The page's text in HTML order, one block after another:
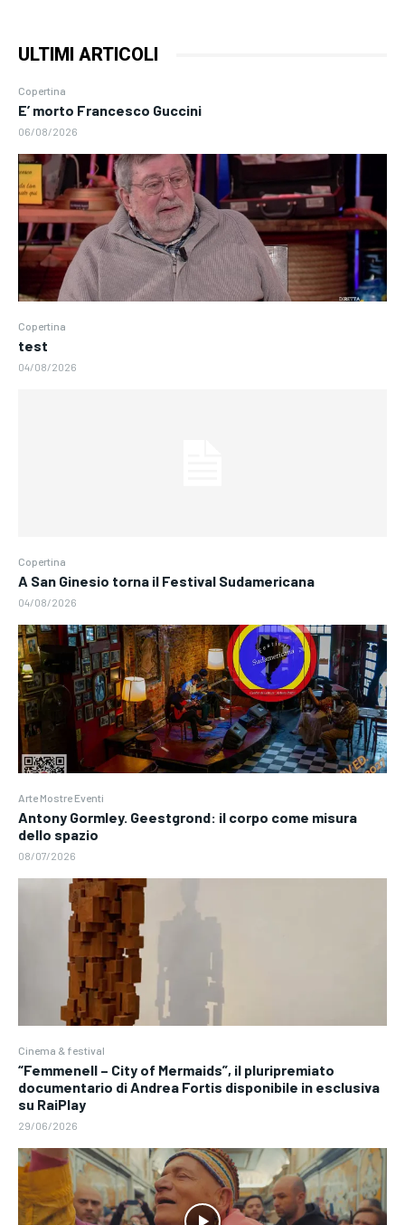
ULTIMI ARTICOLI
Copertina
E’ morto Francesco Guccini
06/08/2026
Copertina
test
04/08/2026
Copertina
A San Ginesio torna il Festival Sudamericana
04/08/2026
Arte Mostre Eventi
Antony Gormley. Geestgrond: il corpo come misura
dello spazio
08/07/2026
Cinema & festival
“Femmenell – City of Mermaids”, il pluripremiato
documentario di Andrea Fortis disponibile in esclusiva
su RaiPlay
29/06/2026